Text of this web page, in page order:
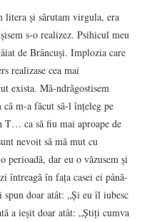
litera şi sărutam virgula, era
s-o realizez. Psihicul meu
de Brâncuşi. Implozia care
realizase cea mai
exista. Mă-ndrăgostisem
m-a făcut să-l înţeleg pe
T… ca să fiu mai aproape de
nevoit să mă mut cu
dar eu o văzusem şi
întreagă în faţa casei ei până-
spun doar atât: „Şi eu îl iubesc
a ieşit doar atât: „Ştiţi cumva